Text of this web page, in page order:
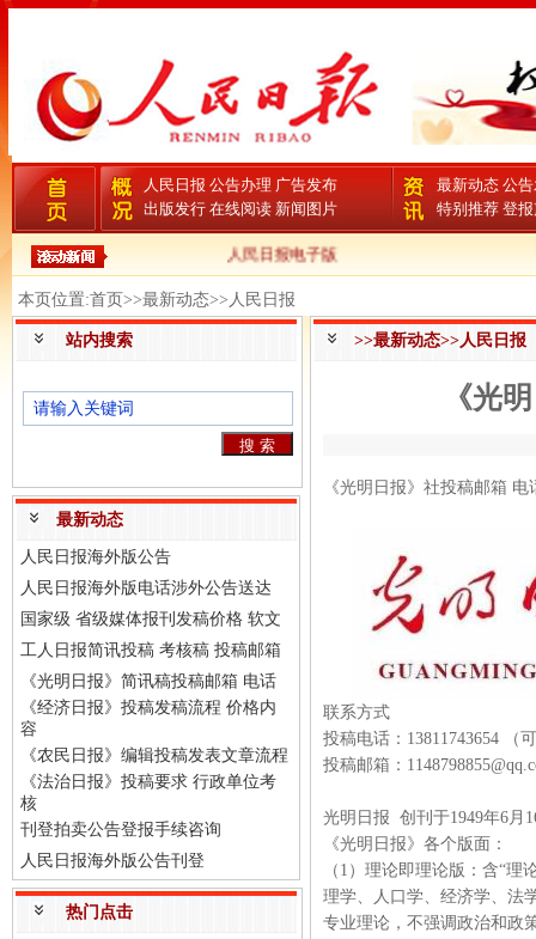
人民日报 公告办理 广告发布
出版发行 在线阅读 新闻图片
最新动态 公
特别推荐 登
人民日报电子版
本页位置:首页>>最新动态>>人民日报
站内搜索
最新动态
人民日报海外版公告
人民日报海外版电话涉外公告送达
国家级 省级媒体报刊发稿价格 软文
工人日报简讯投稿 考核稿 投稿邮箱
《光明日报》简讯稿投稿邮箱 电话
《经济日报》投稿发稿流程 价格内
容
《农民日报》编辑投稿发表文章流程
《法治日报》投稿要求 行政单位考
核
刊登拍卖公告登报手续咨询
人民日报海外版公告刊登
热门点击
>>最新动态>>人民日报
《光
《光明日报》社投稿邮箱
联系方式
投稿电话：13811743654 （
投稿邮箱：
光明日报 创刊于1949年6月
《光明日报》各个版面：
（1）理论即理论版：含“
理学、人口学、经济学、法
专业理论，不强调政治和政